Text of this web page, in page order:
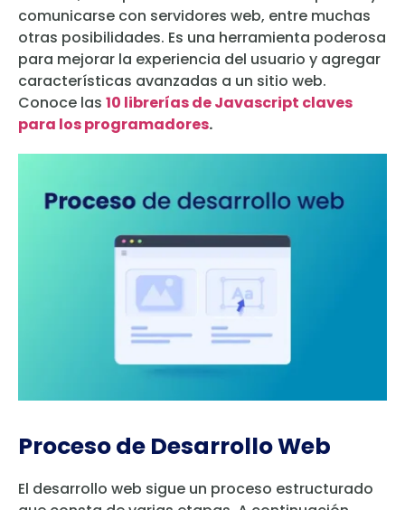
comunicarse con servidores web, entre muchas
otras posibilidades. Es una herramienta poderosa
para mejorar la experiencia del usuario y agregar
características avanzadas a un sitio web.
Conoce las 10 librerías de Javascript claves
para los programadores.
Proceso de Desarrollo Web
El desarrollo web sigue un proceso estructurado